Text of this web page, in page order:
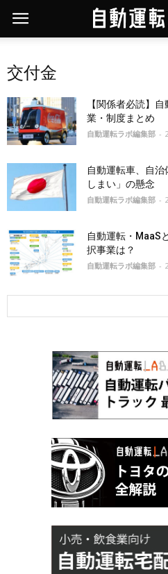
交付金
【関係者必読】
業・制度まとめ
自動運転ラボ編集部 -
自動運転車、自
しまい」の懸念
自動運転ラボ編集部 -
自動運転・MaaS
択事業は？
自動運転ラボ編集部 -